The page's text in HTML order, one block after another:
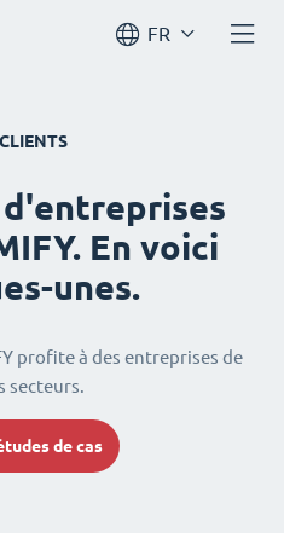
FR
En voici
unes.
profite à des entreprises de
secteurs.
de cas